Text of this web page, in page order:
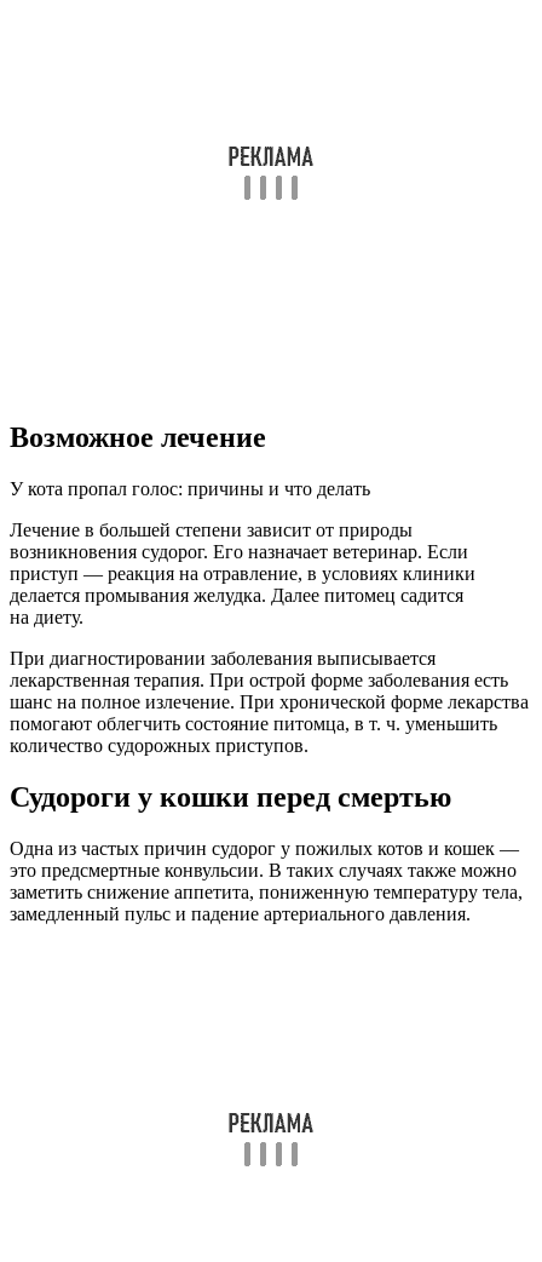
Возможное лечение
У кота пропал голос: причины и что делать
Лечение в большей степени зависит от природы
возникновения судорог. Его назначает ветеринар. Если
приступ — реакция на отравление, в условиях клиники
делается промывания желудка. Далее питомец садится
на диету.
При диагностировании заболевания выписывается
лекарственная терапия. При острой форме заболевания есть
шанс на полное излечение. При хронической форме лекарства
помогают облегчить состояние питомца, в т. ч. уменьшить
количество судорожных приступов.
Судороги у кошки перед смертью
Одна из частых причин судорог у пожилых котов и кошек —
это предсмертные конвульсии. В таких случаях также можно
заметить снижение аппетита, пониженную температуру тела,
замедленный пульс и падение артериального давления.